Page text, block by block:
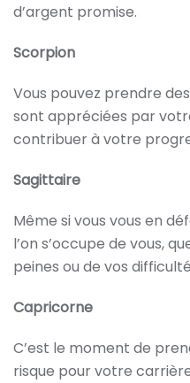
d’argent promise.
Scorpion
Vous pouvez prendre
sont appréciées par
contribuer à votre
Sagittaire
Même si vous vous en
l’on s’occupe de vous,
peines ou de vos
Capricorne
C’est le moment de
risque pour votre